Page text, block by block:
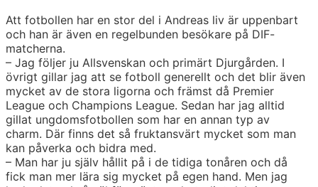
Att fotbollen har en stor del i Andreas liv är uppenbart
och han är även en regelbunden besökare på DIF-
matcherna.
– Jag följer ju Allsvenskan och primärt Djurgården. I
övrigt gillar jag att se fotboll generellt och det blir även
mycket av de stora ligorna och främst då Premier
League och Champions League. Sedan har jag alltid
gillat ungdomsfotbollen som har en annan typ av
charm. Där finns det så fruktansvärt mycket som man
kan påverka och bidra med.
– Man har ju själv hållit på i de tidiga tonåren och då
fick man mer lära sig mycket på egen hand. Men jag